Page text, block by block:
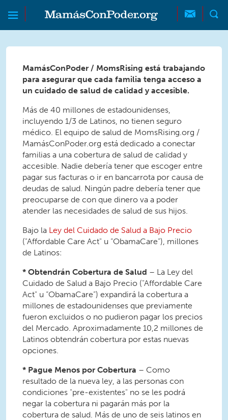
Skip to main content
Skip to main content
MamásConPoder
MamásConPoder / MomsRising está trabajando
para asegurar que cada familia tenga acceso a
un cuidado de salud de calidad y accesible.
Más de 40 millones de estadounidenses,
incluyendo 1/3 de Latinos, no tienen seguro
médico. El equipo de salud de MomsRising.org /
MamásConPoder.org está dedicado a conectar
familias a una cobertura de salud de calidad y
accesible. Nadie debería tener que escoger entre
pagar sus facturas o ir en bancarrota por causa de
deudas de salud. Ningún padre debería tener que
preocuparse de con que dinero va a poder
atender las necesidades de salud de sus hijos.
Bajo la Ley del Cuidado de Salud a Bajo Precio
("Affordable Care Act" u “ObamaCare”), millones
de Latinos:
* Obtendrán Cobertura de Salud – La Ley del
Cuidado de Salud a Bajo Precio ("Affordable Care
Act" u “ObamaCare”) expandirá la cobertura a
millones de estadounidenses que previamente
fueron excluidos o no pudieron pagar los precios
del Mercado. Aproximadamente 10,2 millones de
Latinos obtendrán cobertura por estas nuevas
opciones.
* Pague Menos por Cobertura – Como
resultado de la nueva ley, a las personas con
condiciones "pre-existentes" no se les podrá
negar la cobertura ni pagarán más por la
cobertura de salud. Más de uno de seis latinos en